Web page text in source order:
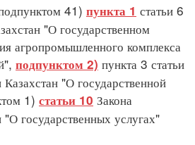
41) пункта 1 статьи 6
"О государственном
агропромышленного комплекса
подпунктом 2) пункта 3 статьи
"О государственной
1) статьи 10 Закона
государственных услугах"